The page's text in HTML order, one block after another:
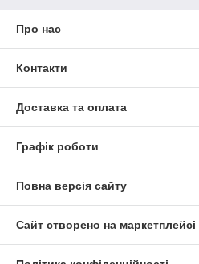
Про нас
Контакти
Доставка та оплата
Графік роботи
Повна версія сайту
Сайт створено на маркетплейсі